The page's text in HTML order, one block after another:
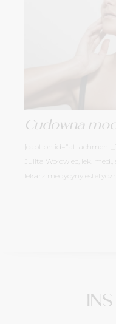
Cudowna
[caption
Julita Wołowiec, lek.
lekarz medycyny